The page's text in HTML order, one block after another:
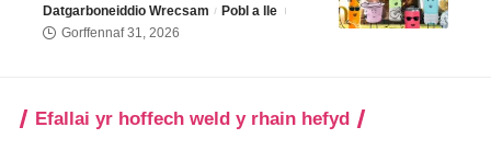
Datgarboneiddio Wrecsam
Pobl a lle
Gorffennaf 31, 2026
Efallai yr hoffech weld y rhain hefyd